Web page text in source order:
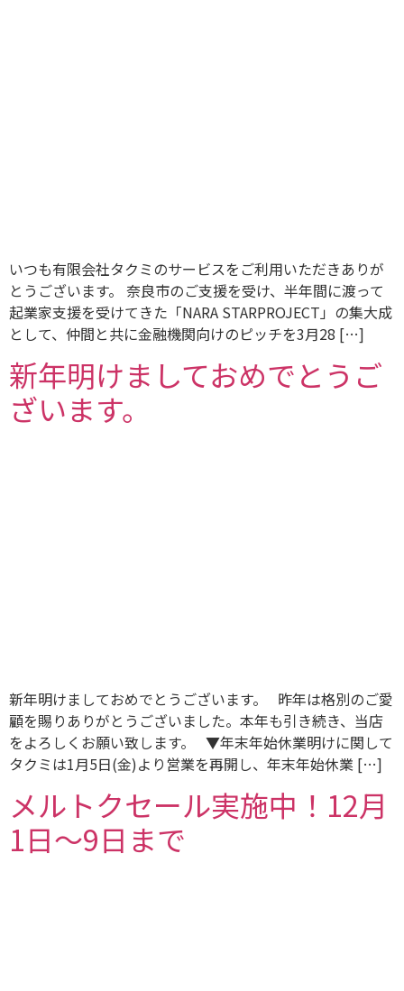
いつも有限会社タクミのサービスをご利用いただきありが
とうございます。 奈良市のご支援を受け、半年間に渡って
起業家支援を受けてきた「NARA STARPROJECT」の集大成
として、仲間と共に金融機関向けのピッチを3月28 […]
新年明けましておめでとうご
ざいます。
新年明けましておめでとうございます。 昨年は格別のご愛
顧を賜りありがとうございました。本年も引き続き、当店
をよろしくお願い致します。 ▼年末年始休業明けに関して
タクミは1月5日(金)より営業を再開し、年末年始休業 […]
メルトクセール実施中！12月
1日〜9日まで